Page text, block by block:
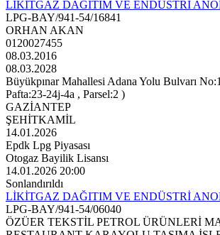
LİKİTGAZ DAĞITIM VE ENDÜSTRİ
LPG-BAY/941-54/16841
ORHAN AKAN
0120027455
08.03.2016
08.03.2028
Büyükpınar Mahallesi Adana Yolu Bulvarı
Pafta:23-24j-4a , Parsel:2 )
GAZİANTEP
ŞEHİTKAMİL
14.01.2026
Epdk Lpg Piyasası
Otogaz Bayilik Lisansı
14.01.2026 20:00
Sonlandırıldı
LİKİTGAZ DAĞITIM VE ENDÜSTRİ
LPG-BAY/941-54/06040
ÖZÜER TEKSTİL PETROL ÜRÜNLERİ